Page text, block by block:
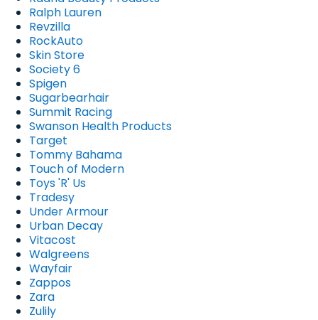
Ralph Lauren
Revzilla
RockAuto
Skin Store
Society 6
Spigen
Sugarbearhair
Summit Racing
Swanson Health Products
Target
Tommy Bahama
Touch of Modern
Toys 'R' Us
Tradesy
Under Armour
Urban Decay
Vitacost
Walgreens
Wayfair
Zappos
Zara
Zulily